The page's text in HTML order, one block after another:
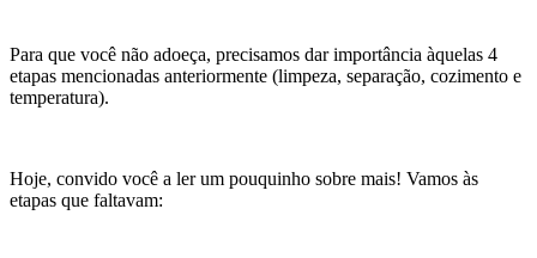
Para que você não adoeça, precisamos dar importância àquelas 4
etapas mencionadas anteriormente (limpeza, separação, cozimento e
temperatura).
Hoje, convido você a ler um pouquinho sobre mais! Vamos às
etapas que faltavam: